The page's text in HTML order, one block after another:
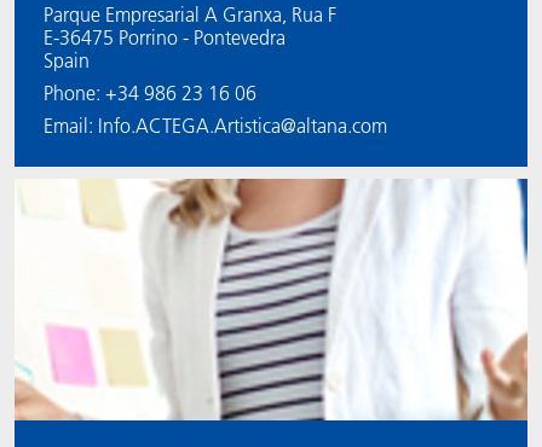
Parque Empresarial A Granxa, Rua F
E-36475 Porrino - Pontevedra
Spain
Phone: +34 986 23 16 06
Email: Info.ACTEGA.Artistica@altana.com